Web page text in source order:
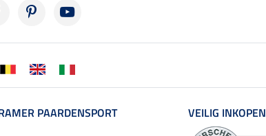
PAARDENSPORT
VEILIG INKOPEN